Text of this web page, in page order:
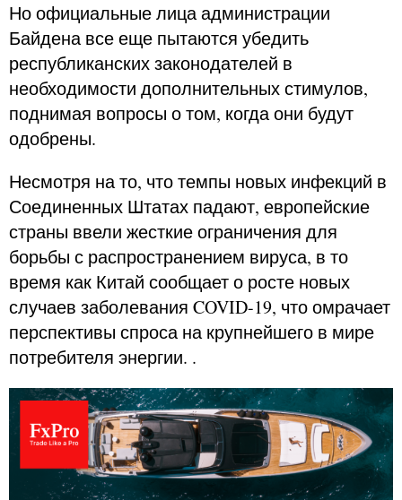
Но официальные лица администрации
Байдена все еще пытаются убедить
республиканских законодателей в
необходимости дополнительных стимулов,
поднимая вопросы о том, когда они будут
одобрены.
Несмотря на то, что темпы новых инфекций в
Соединенных Штатах падают, европейские
страны ввели жесткие ограничения для
борьбы с распространением вируса, в то
время как Китай сообщает о росте новых
случаев заболевания COVID-19, что омрачает
перспективы спроса на крупнейшего в мире
потребителя энергии. .